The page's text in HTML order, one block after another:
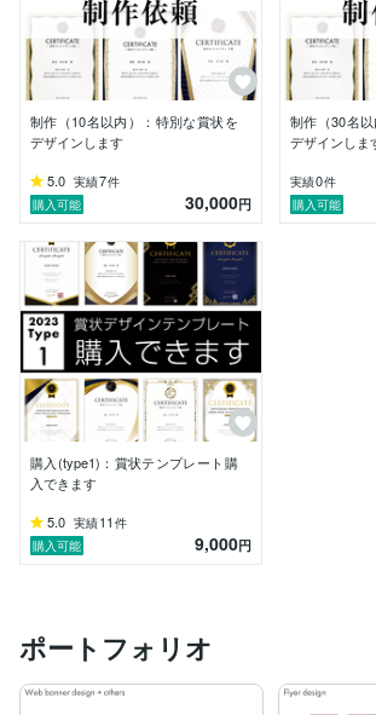
先に作ることでクオリティを維持したま
る文字情報やロゴ、書体、画像などを変
を整えるだけなので、作業工程（思考・
に効率化され、短納期にも繋がっていま
何より完成品がすでに共有できている状
する時の安心にも繋がるのではないかと
【経歴】
・インテリアデザイン / 飲食店のデザイン
るグラフィックデザイン業務。
・DTP / 印刷物のデザイン業務。
・地図 / MAPの専門的なデザイン業務。
・美容業界でのブランディングに関わる
（現在進行形）
・ポータルサイトUIデザイン / 某ポータ
ザイン業務。
・アクセサリーブランドのブランディン
・賞状をはじめとしたデザインテンプレ
/ AEテンプレート合わせて1000種以上を
をスタート。
・​総合商社グループへ加入。
ナラには一部のデザインテンプレートを掲
制作（10名以内）：特別な賞状を
デザインします
5.0 実績7件
購入可能
30,000円
制作（30名
デザインしま
実績0件
購入可能
購入(type1)：賞状テンプレート購
入できます
5.0 実績11 件
購入可能
9,000円
ポートフォリオ